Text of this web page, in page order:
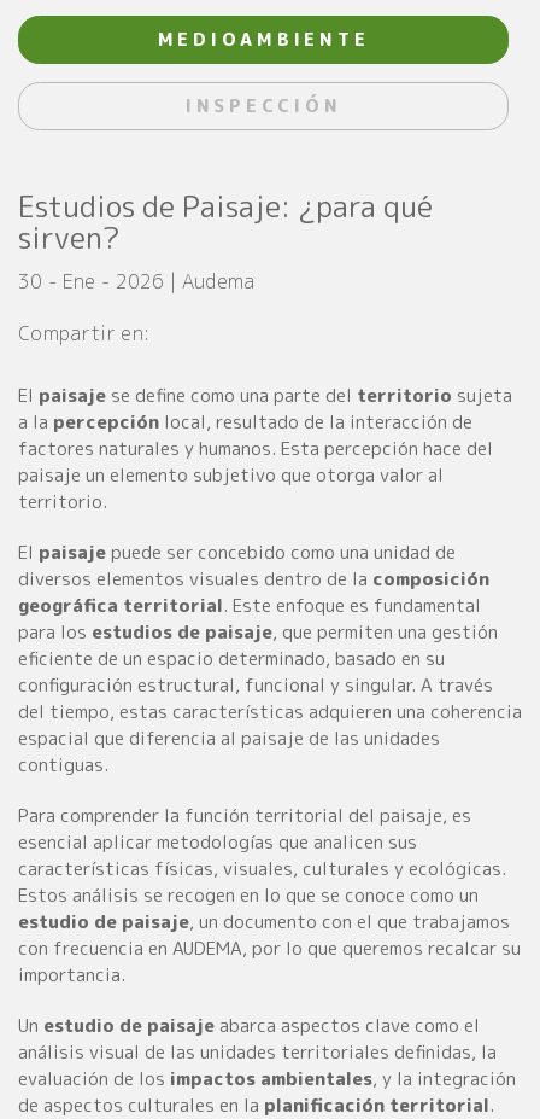
MEDIOAMBIENTE
INSPECCIÓN
Estudios de Paisaje: ¿para qué
sirven?
30 - Ene - 2026 | Audema
Compartir en:
El paisaje se define como una parte del territorio sujeta
a la percepción local, resultado de la interacción de
factores naturales y humanos. Esta percepción hace del
paisaje un elemento subjetivo que otorga valor al
territorio.
El paisajepuede ser concebido como una unidad de
diversos elementos visuales dentro de la composición
geográfica territorial. Este enfoque es fundamental
para los estudios de paisaje, que permiten una gestión
eficiente de un espacio determinado, basado en su
configuración estructural, funcional y singular. A través
del tiempo, estas características adquieren una coherencia
espacial que diferencia al paisaje de las unidades
contiguas.
Para comprender la función territorial del paisaje, es
esencial aplicar metodologías que analicen sus
características físicas, visuales, culturales y ecológicas.
Estos análisis se recogen en lo que se conoce como un
estudio de paisaje, un documento con el que trabajamos
con frecuencia en AUDEMA, por lo que queremos recalcar su
importancia.
Un estudio de paisaje abarca aspectos clave como el
análisis visual de las unidades territoriales definidas, la
evaluación de los impactos ambientales, y la integración
de aspectos culturales en la planificación territorial.